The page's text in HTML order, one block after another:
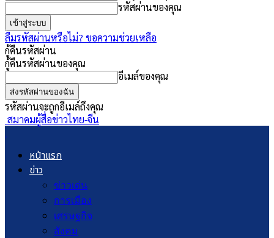
รหัสผ่านของคุณ
ลืมรหัสผ่านหรือไม่? ขอความช่วยเหลือ
กู้คืนรหัสผ่าน
กู้คืนรหัสผ่านของคุณ
อีเมล์ของคุณ
รหัสผ่านจะถูกอีเมล์ถึงคุณ
สมาคมผู้สื่อข่าวไทย-จีน
หน้าแรก
ข่าว
ข่าวเด่น
การเมือง
เศรษฐกิจ
สังคม